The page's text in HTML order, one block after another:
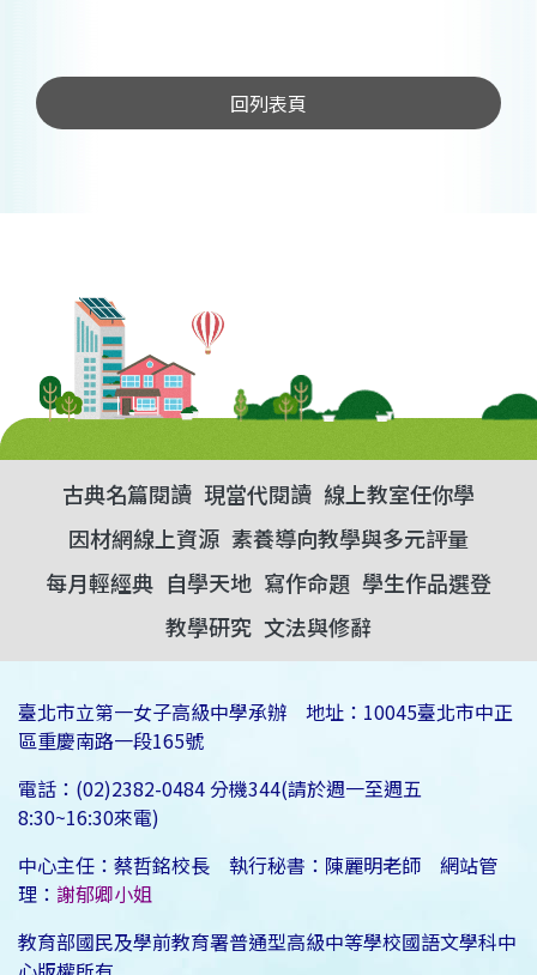
回列表頁
古典名篇閱讀 現當代閱讀 線上教室任你學
因材網線上資源 素養導向教學與多元評量
每月輕經典 自學天地 寫作命題 學生作品選登
教學研究 文法與修辭
臺北市立第一女子高級中學承辦 地址：10045臺北市中正
區重慶南路一段165號
電話：(02)2382-0484 分機344(請於週一至週五
8:30~16:30來電)
中心主任：蔡哲銘校長 執行秘書：陳麗明老師 網站管
理： 謝郁卿小姐
教育部國民及學前教育署普通型高級中等學校國語文學科中